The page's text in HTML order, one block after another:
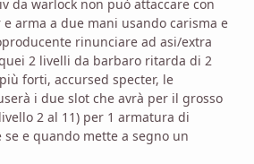
da warlock non può attaccare con
arma a due mani usando carisma e
rinunciare ad asi/extra
2 livelli da barbaro ritarda di 2
forti, accursed specter, le
i due slot che avrà per il grosso
2 al 11) per 1 armatura di
e quando mette a segno un